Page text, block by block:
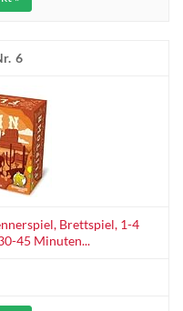
6
Brettspiel, 1-4
45 Minuten...